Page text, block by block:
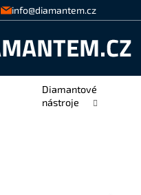
info@diamantem.cz
Diamantové
nástroje